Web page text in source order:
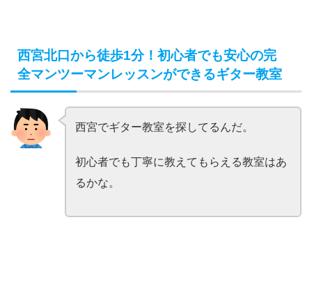
西宮北口から徒歩1分！初心者でも安心の完
全マンツーマンレッスンができるギター教室
西宮でギター教室を探してるんだ。
初心者でも丁寧に教えてもらえる教室はあ
るかな。